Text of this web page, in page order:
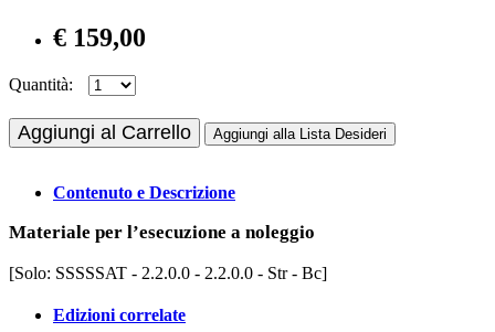
€ 159,00
Quantità:
Aggiungi al Carrello Aggiungi alla Lista Desideri
Contenuto e Descrizione
Materiale per l’esecuzione a noleggio
[Solo: SSSSSAT - 2.2.0.0 - 2.2.0.0 - Str - Bc]
Edizioni correlate